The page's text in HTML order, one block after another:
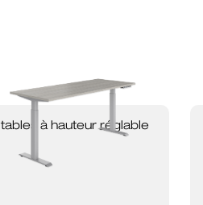
tables à hauteur réglable